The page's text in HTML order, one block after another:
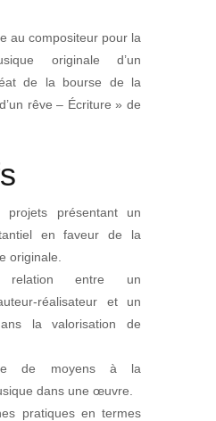
au compositeur pour la
originale d’un
de la bourse de la
rêve – Écriture » de
projets présentant un
en faveur de la
originale.
relation entre un
réalisateur et un
la valorisation de
de moyens à la
dans une œuvre.
pratiques en termes